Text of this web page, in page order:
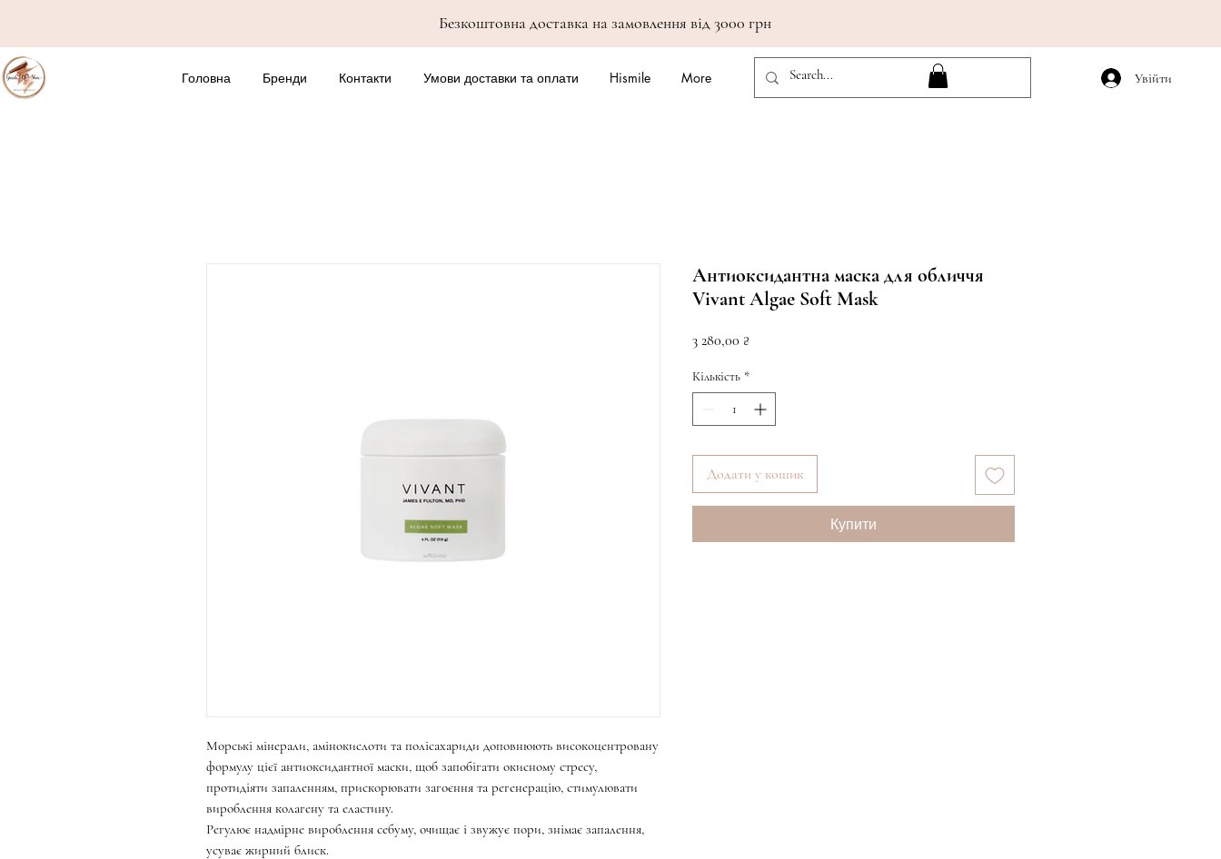
Безкоштовна доставка на замовлення від 3000 грн
Головна Бренди Контакти Умови доставки та оплати Hismile More Увійти
Морські мінерали, амінокислоти та полісахариди доповнюють високоцентровану
формулу цієї антиоксидантної маски, щоб запобігати окисному стресу,
протидіяти запаленням, прискорювати загоєння та регенерацію, стимулювати
вироблення колагену та еластину.
Регулює надмірне вироблення себуму, очищає і звужує пори, знімає запалення,
усуває жирний блиск.
Антиоксидантна маска для обличчя
Vivant Algae Soft Mask
3 280,00 ₴
Кількість *
Додати у кошик
Купити